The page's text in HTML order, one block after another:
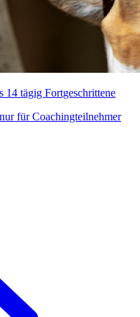
tägig Fortgeschrittene
für Coachingteilnehmer